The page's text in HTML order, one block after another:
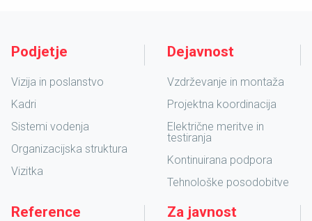
Podjetje
Vizija in poslanstvo
Kadri
Sistemi vodenja
Organizacijska struktura
Vizitka
Dejavnost
Vzdrževanje in montaža
Projektna koordinacija
Električne meritve in
testiranja
Kontinuirana podpora
Tehnološke posodobitve
Reference Za javnost